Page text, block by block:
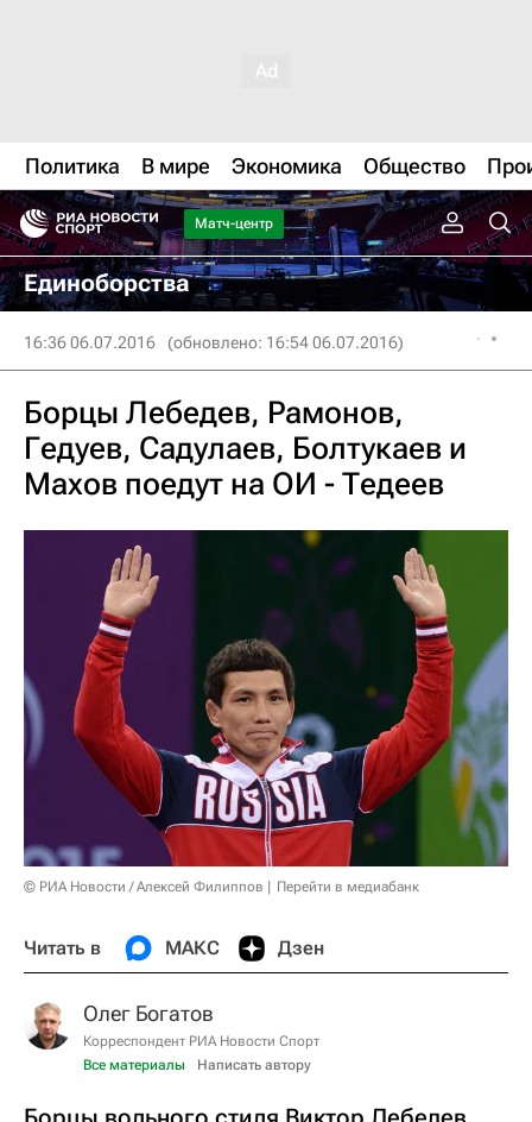
Политика В мире Экономика Общество
Матч-центр
Единоборства
16:36 06.07.2016 (обновлено: 16:54 06.07.2016)
Борцы Лебедев, Рамонов,
Гедуев, Садулаев, Болтукаев и
Махов поедут на ОИ - Тедеев
© РИА Новости / Алексей Филиппов Перейти в медиабанк
Читать в МАКС Дзен
Олег Богатов
Корреспондент РИА Новости Спорт
Все материалы
Написать автору